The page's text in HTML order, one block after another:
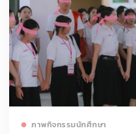
ภาพกิจกรรมนักศึกษา